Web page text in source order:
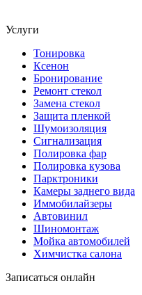
Услуги
Тонировка
Ксенон
Бронирование
Ремонт стекол
Замена стекол
Защита пленкой
Шумоизоляция
Сигнализация
Полировка фар
Полировка кузова
Парктроники
Камеры заднего вида
Иммобилайзеры
Автовинил
Шиномонтаж
Мойка автомобилей
Химчистка салона
Записаться онлайн